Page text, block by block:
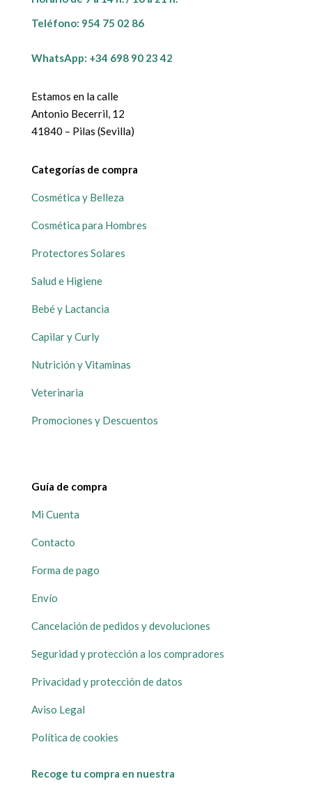
Teléfono: 954 75 02 86
WhatsApp: +34 698 90 23 42
Estamos en la calle
Antonio Becerril, 12
41840 – Pilas (Sevilla)
Categorías de compra
Cosmética y Belleza
Cosmética para Hombres
Protectores Solares
Salud e Higiene
Bebé y Lactancia
Capilar y Curly
Nutrición y Vitaminas
Veterinaria
Promociones y Descuentos
Guía de compra
Mi Cuenta
Contacto
Forma de pago
Envío
Cancelación de pedidos y devoluciones
Seguridad y protección a los compradores
Privacidad y protección de datos
Aviso Legal
Política de cookies
Recoge tu compra en nuestra